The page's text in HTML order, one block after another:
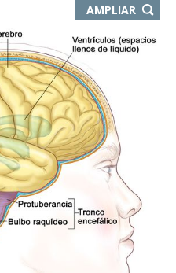
AMPLIAR-
ABRE
EN
NUEVA